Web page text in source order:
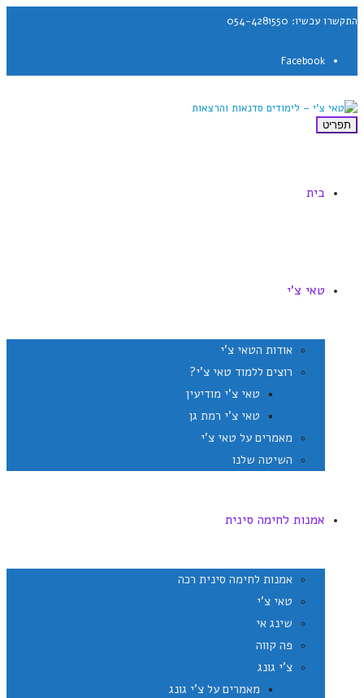
התקשרו עכשיו: 054-4281550
Facebook
תפריט
בית
טאי צ'י
אודות הטאי צ'י
רוצים ללמוד טאי צ'י?
טאי צ'י מודיעין
טאי צ'י רמת גן
מאמרים על טאי צ'י
השיטה שלנו
אמנות לחימה סינית
אמנות לחימה סינית רכה
טאי צ'י
שינג אי
פה קווה
צ'י גונג
מאמרים על צ'י גונג